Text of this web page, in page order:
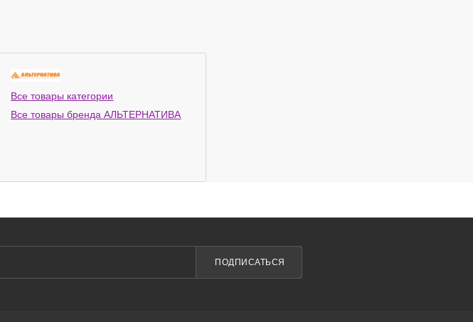
Все товары категории
Все товары бренда АЛЬТЕРНАТИВА
ПОДПИСАТЬСЯ